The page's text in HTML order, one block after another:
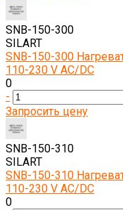
SNB-150-300
SILART
SNB-150-300
110-230 V AC/DC
0
-
Запросить цену
SNB-150-310
SILART
SNB-150-310
110-230 V AC/DC
0